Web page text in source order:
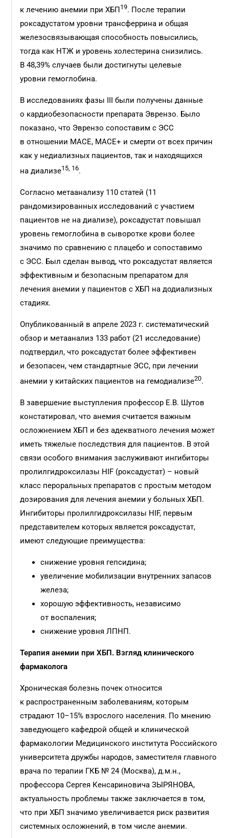
к лечению анемии при ХБП19. После терапии
роксадустатом уровни трансферрина и общая
железосвязывающая способность повысились,
тогда как НТЖ и уровень холестерина снизились.
В 48,39% случаев были достигнуты целевые
уровни гемоглобина.
В исследованиях фазы III были получены данные
о кардиобезопасности препарата Эврензо. Было
показано, что Эврензо сопоставим с ЭСС
в отношении МАСЕ, МАСЕ+ и смерти от всех причин
как у недиализных пациентов, так и находящихся
на диализе15, 16.
Согласно метаанализу 110 статей (11
рандомизированных исследований с участием
пациентов не на диализе), роксадустат повышал
уровень гемоглобина в сыворотке крови более
значимо по сравнению с плацебо и сопоставимо
с ЭСС. Был сделан вывод, что роксадустат является
эффективным и безопасным препаратом для
лечения анемии у пациентов с ХБП на додиализных
стадиях.
Опубликованный в апреле 2023 г. систематический
обзор и метаанализ 133 работ (21 исследование)
подтвердил, что роксадустат более эффективен
и безопасен, чем стандартные ЭСС, при лечении
анемии у китайских пациентов на гемодиализе20.
В завершение выступления профессор Е.В. Шутов
констатировал, что анемия считается важным
осложнением ХБП и без адекватного лечения может
иметь тяжелые последствия для пациентов. В этой
связи особого внимания заслуживают ингибиторы
пролилгидроксилазы HIF (роксадустат) – новый
класс пероральных препаратов с простым методом
дозирования для лечения анемии у больных ХБП.
Ингибиторы пролилгидроксилазы HIF, первым
представителем которых является роксадустат,
имеют следующие преимущества:
снижение уровня гепсидина;
увеличение мобилизации внутренних запасов
железа;
хорошую эффективность, независимо
от воспаления;
снижение уровня ЛПНП.
Терапия анемии при ХБП. Взгляд клинического
фармаколога
Хроническая болезнь почек относится
к распространенным заболеваниям, которым
страдают 10–15% взрослого населения. По мнению
заведующего кафедрой общей и клинической
фармакологии Медицинского института Российского
университета дружбы народов, заместителя главного
врача по терапии ГКБ № 24 (Москва), д.м.н.,
профессора Сергея Кенсариновича ЗЫРЯНОВА,
актуальность проблемы также заключается в том,
что при ХБП значимо увеличивается риск развития
системных осложнений, в том числе анемии.